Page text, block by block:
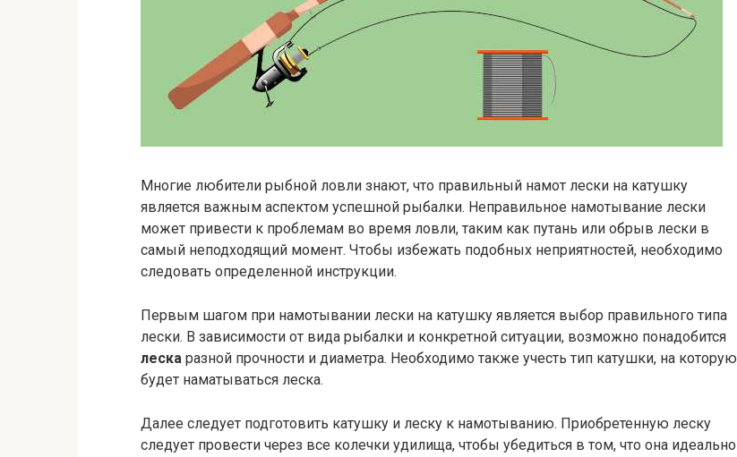
Многие любители рыбной ловли знают, что правильный намот лески на катушку
является важным аспектом успешной рыбалки. Неправильное намотывание лески
может привести к проблемам во время ловли, таким как путань или обрыв лески в
самый неподходящий момент. Чтобы избежать подобных неприятностей, необходимо
следовать определенной инструкции.
Первым шагом при намотывании лески на катушку является выбор правильного типа
лески. В зависимости от вида рыбалки и конкретной ситуации, возможно понадобится
леска разной прочности и диаметра. Необходимо также учесть тип катушки, на которую
будет наматываться леска.
Далее следует подготовить катушку и леску к намотыванию. Приобретенную леску
следует провести через все колечки удилища, чтобы убедиться в том, что она идеально